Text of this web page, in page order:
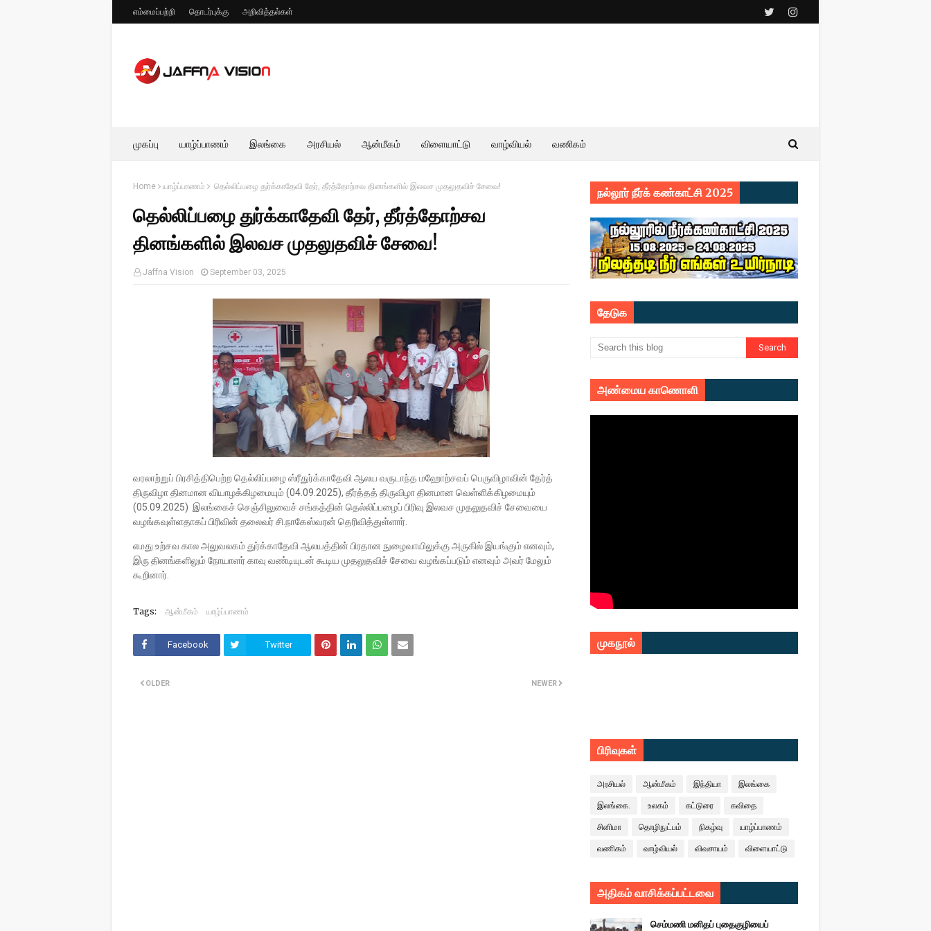
எம்மைப்பற்றி தொடர்புக்கு அறிவித்தல்கள்
முகப்பு யாழ்ப்பாணம் இலங்கை அரசியல் ஆன்மீகம் விளையாட்டு வாழ்வியல் வணிகம்
Home யாழ்ப்பாணம் தெல்லிப்பழை துர்க்காதேவி தேர், தீர்த்தோற்சவ தினங்களில் இலவச முதலுதவிச் சேவை!
தெல்லிப்பழை துர்க்காதேவி தேர், தீர்த்தோற்சவ
தினங்களில் இலவச முதலுதவிச் சேவை!
Jaffna Vision September 03, 2025
வரலாற்றுப் பிரசித்திபெற்ற தெல்லிப்பழை ஸ்ரீதுர்க்காதேவி ஆலய வருடாந்த மஹோற்சவப் பெருவிழாவின் தேர்த்
திருவிழா தினமான வியாழக்கிழமையும் (04.09.2025), தீர்த்தத் திருவிழா தினமான வெள்ளிக்கிழமையும்
(05.09.2025) இலங்கைச் செஞ்சிலுவைச் சங்கத்தின் தெல்லிப்பழைப் பிரிவு இலவச முதலுதவிச் சேவையை
வழங்கவுள்ளதாகப் பிரிவின் தலைவர் சி.நாகேஸ்வரன் தெரிவித்துள்ளார்.
எமது உற்சவ கால அலுவலகம் துர்க்காதேவி ஆலயத்தின் பிரதான நுழைவாயிலுக்கு அருகில் இயங்கும் எனவும்,
இரு தினங்களிலும் நோயாளர் காவு வண்டியுடன் கூடிய முதலுதவிச் சேவை வழங்கப்படும் எனவும் அவர் மேலும்
கூறினார்.
Tags: ஆன்மீகம் யாழ்ப்பாணம்
Facebook Twitter
NEWER
OLDER
நல்லூர் நீர்க் கண்காட்சி 2025
தேடுக
அண்மைய காணொளி
முகநூல்
பிரிவுகள்
அரசியல் ஆன்மீகம் இந்தியா இலங்கை
இலங்கை. உலகம் கட்டுரை கவிதை
சினிமா தொழிநுட்பம் நிகழ்வு யாழ்ப்பாணம்
வணிகம் வாழ்வியல் விவசாயம் விளையாட்டு
அதிகம் வாசிக்கப்பட்டவை
செம்மணி மனிதப் புதைகுழியைப்